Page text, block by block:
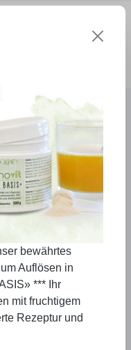
nach
jede
zu
weder
werden
Tagen
Vertrag zu
bewährtes
Auflösen in
*** Ihr
mit fruchtigem
Rezeptur und